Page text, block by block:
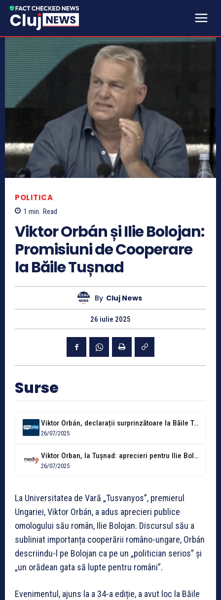
POLITICA
1 min. Read
Viktor Orbán și Ilie Bolojan:
Promisiuni de Cooperare
la Băile Tușnad
By Cluj News
26 iulie 2025
Surse
Viktor Orbán, declarații surprinzătoare la Băile Tușnad despre Ilie Bolojan: „Un orădean...
26/07/2025
Viktor Orban, la Tușnad: aprecieri pentru Ilie Bolojan și apel la cooperare...
26/07/2025
La Universitatea de Vară „Tusvanyos”, premierul
Ungariei, Viktor Orbán, a adus aprecieri publice
omologului său român, Ilie Bolojan. Discursul său a
subliniat importanța cooperării româno-ungare, Orbán
descriindu-l pe Bolojan ca pe un „politician serios” și
„un orădean gata să lupte pentru români”.
Evenimentul, ajuns la a 34-a ediție, a avut loc la Băile